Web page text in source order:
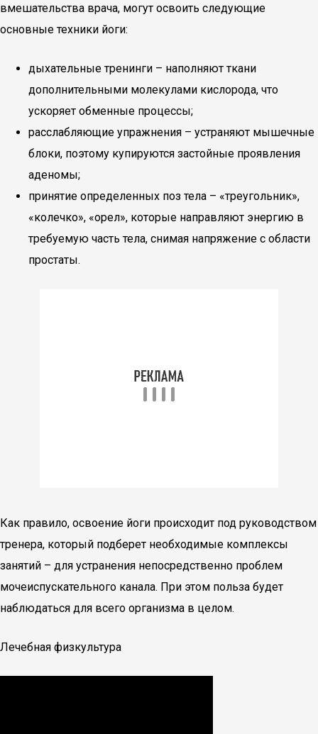
вмешательства врача, могут освоить следующие
основные техники йоги:
дыхательные тренинги – наполняют ткани
дополнительными молекулами кислорода, что
ускоряет обменные процессы;
расслабляющие упражнения – устраняют мышечные
блоки, поэтому купируются застойные проявления
аденомы;
принятие определенных поз тела – «треугольник»,
«колечко», «орел», которые направляют энергию в
требуемую часть тела, снимая напряжение с области
простаты.
Как правило, освоение йоги происходит под руководством
тренера, который подберет необходимые комплексы
занятий – для устранения непосредственно проблем
мочеиспускательного канала. При этом польза будет
наблюдаться для всего организма в целом.
Лечебная физкультура